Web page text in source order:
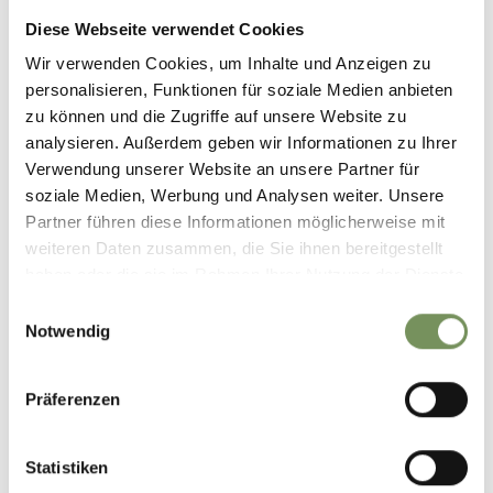
Diese Webseite verwendet Cookies
Wir verwenden Cookies, um Inhalte und Anzeigen zu
personalisieren, Funktionen für soziale Medien anbieten
zu können und die Zugriffe auf unsere Website zu
analysieren. Außerdem geben wir Informationen zu Ihrer
Verwendung unserer Website an unsere Partner für
soziale Medien, Werbung und Analysen weiter. Unsere
Partner führen diese Informationen möglicherweise mit
weiteren Daten zusammen, die Sie ihnen bereitgestellt
Notwendig
Präferenzen
Statistiken
Sentieri facili immersi nella natura, percorsi anche
per famiglie con bambini, itinerari appaganti
appagantiin tutte le stagioni e di abbandonarsi aisapori
nei ristoranti di montagna, nei masi e nelle